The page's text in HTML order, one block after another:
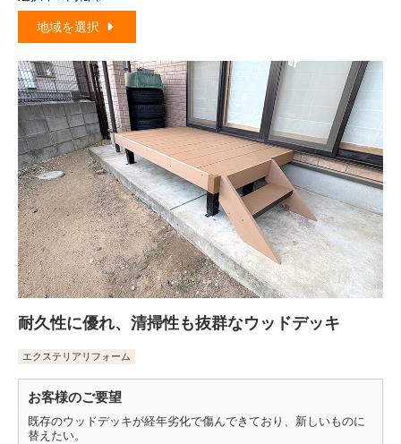
地域を選択
耐久性に優れ、清掃性も抜群なウッドデッキ
エクステリアリフォーム
お客様のご要望
既存のウッドデッキが経年劣化で傷んできており、新しいものに
替えたい。